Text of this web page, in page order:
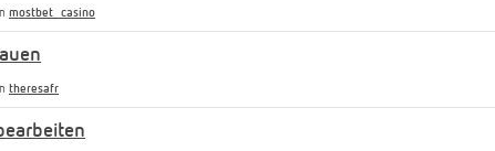
mostbet_casino
theresafr